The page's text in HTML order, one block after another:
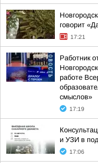
говорит
17:21
Работник
работе
смыслов»
17:19
и УЗИ в
17:06